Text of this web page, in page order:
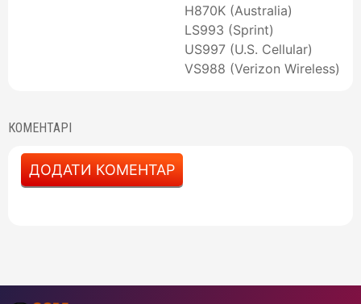
H870K (Australia)
LS993 (Sprint)
US997 (U.S. Cellular)
VS988 (Verizon Wireless)
КОМЕНТАРІ
ДОДАТИ КОМЕНТАР